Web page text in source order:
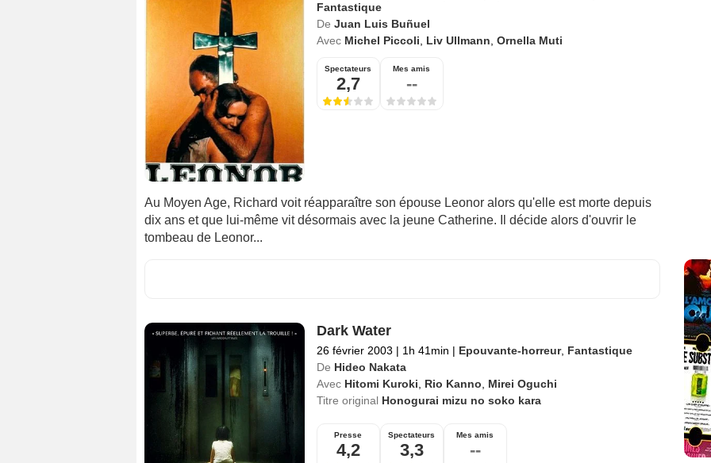
Fantastique
De Juan Luis Buñuel
Avec Michel Piccoli Liv Ullmann Ornella Muti
Spectateurs
2,7
Mes amis
--
Au Moyen Age, Richard voit réapparaître son épouse Leonor alors qu'elle est morte depuis
dix ans et que lui-même vit désormais avec la jeune Catherine. Il décide alors d'ouvrir le
tombeau de Leonor...
Dark Water
26 février 2003 | 1h 41min | Epouvante-horreur, Fantastique
De Hideo Nakata
Avec Hitomi Kuroki Rio Kanno
Mirei Oguchi
Titre original Honogurai mizu no soko kara
Presse
4,2
Spectateurs
3,3
Mes amis
--